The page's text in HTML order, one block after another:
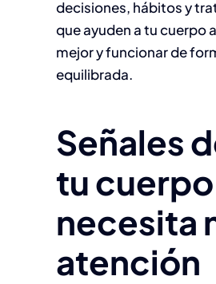
decisiones, hábitos y
que ayuden a tu cuerpo
mejor y funcionar de
equilibrada.
Señales
tu cuerpo
necesita
atención